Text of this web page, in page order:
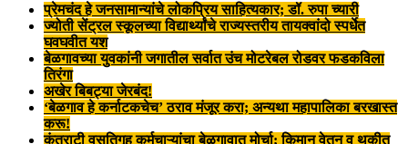
प्रेमचंद हे जनसामान्यांचे लोकप्रिय साहित्यकार; डॉ. रुपा च्यारी
ज्योती सेंट्रल स्कूलच्या विद्यार्थ्यांचे राज्यस्तरीय तायक्वांदो स्पर्धेत
घवघवीत यश
बेळगावच्या युवकांनी जगातील सर्वात उंच मोटरेबल रोडवर फडकविला
तिरंगा
अखेर बिबट्या जेरबंद!
‘बेळगाव हे कर्नाटकचेच’ ठराव मंजूर करा; अन्यथा महापालिका बरखास्त
करू!
कंत्राटी वसतिगृह कर्मचाऱ्यांचा बेळगावात मोर्चा; किमान वेतन व थकीत